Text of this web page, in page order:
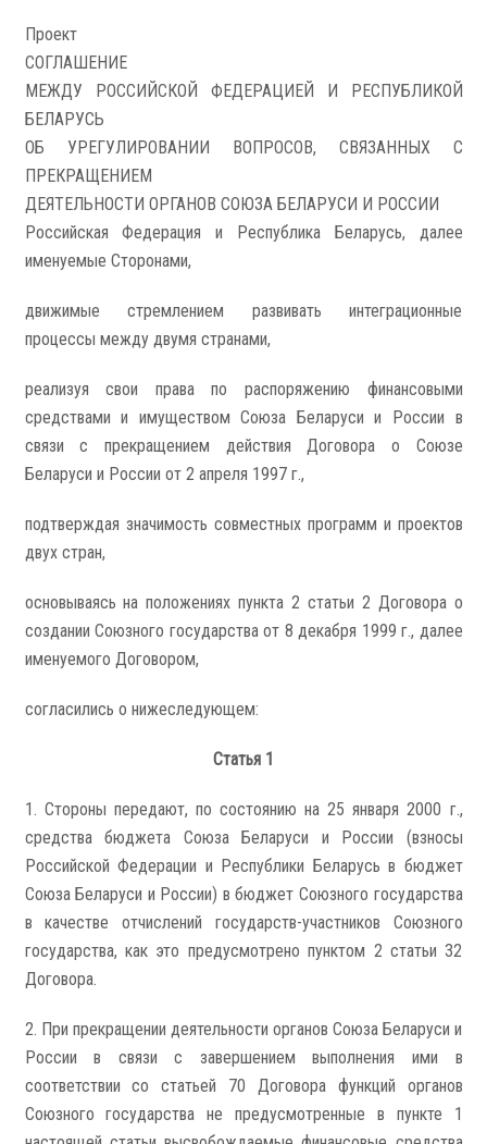
Проект
СОГЛАШЕНИЕ
МЕЖДУ РОССИЙСКОЙ ФЕДЕРАЦИЕЙ И РЕСПУБЛИКОЙ
БЕЛАРУСЬ
ОБ УРЕГУЛИРОВАНИИ ВОПРОСОВ, СВЯЗАННЫХ С
ПРЕКРАЩЕНИЕМ
ДЕЯТЕЛЬНОСТИ ОРГАНОВ СОЮЗА БЕЛАРУСИ И РОССИИ
Российская Федерация и Республика Беларусь, далее
именуемые Сторонами,
движимые стремлением развивать интеграционные
процессы между двумя странами,
реализуя свои права по распоряжению финансовыми
средствами и имуществом Союза Беларуси и России в
связи с прекращением действия Договора о Союзе
Беларуси и России от 2 апреля 1997 г.,
подтверждая значимость совместных программ и проектов
двух стран,
основываясь на положениях пункта 2 статьи 2 Договора о
создании Союзного государства от 8 декабря 1999 г., далее
именуемого Договором,
согласились о нижеследующем:
Статья 1
1. Стороны передают, по состоянию на 25 января 2000 г.,
средства бюджета Союза Беларуси и России (взносы
Российской Федерации и Республики Беларусь в бюджет
Союза Беларуси и России) в бюджет Союзного государства
в качестве отчислений государств-участников Союзного
государства, как это предусмотрено пунктом 2 статьи 32
Договора.
2. При прекращении деятельности органов Союза Беларуси и
России в связи с завершением выполнения ими в
соответствии со статьей 70 Договора функций органов
Союзного государства не предусмотренные в пункте 1